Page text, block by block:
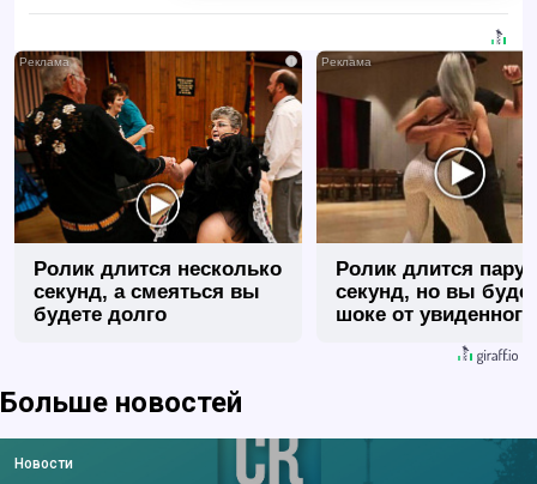
i
Ролик длится несколько
секунд, а смеяться вы
будете долго
Ролик длится пару
секунд, но вы
шоке от увиденного
Больше новостей
Новости